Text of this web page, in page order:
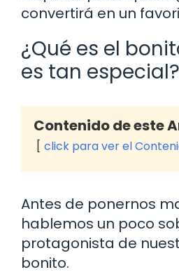
convertirá en un
¿Qué es el
es tan especial?
Contenido de este
click para ver el
Antes de ponernos
hablemos un poco
protagonista de
bonito.